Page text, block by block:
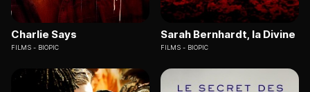
Charlie Says
FILMS BIOPIC
Sarah Bernhardt, la Divine
FILMS BIOPIC